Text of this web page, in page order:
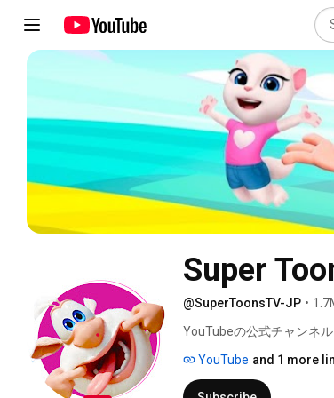
Super
@SuperToonsTV-JP •
YouTubeの公式チャンネ
YouTube and 1 more